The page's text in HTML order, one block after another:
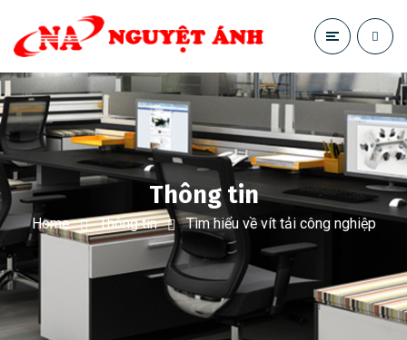
Thông tin
Home Thông tin Tìm hiểu về vít tải công nghiệp